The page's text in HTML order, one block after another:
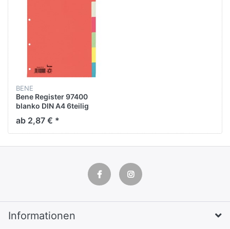
BENE
Bene Register 97400
blanko DIN A4 6teilig
Karton farbig
ab 2,87 € *
Informationen